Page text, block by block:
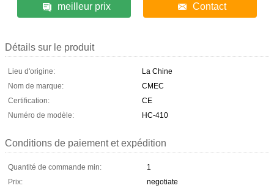
meilleur prix Contact
Détails sur le produit
Lieu d'origine:
La Chine
Nom de marque:
CMEC
Certification:
CE
Numéro de modèle:
HC-410
Conditions de paiement et expédition
Quantité de commande min:
1
Prix:
negotiate